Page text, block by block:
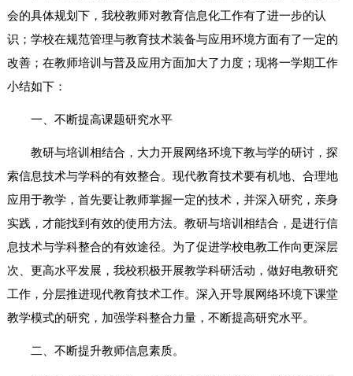
会的具体规划下，我校教师对教育信息化工作有了进一步的认
识；学校在规范管理与教育技术装备与应用环境方面有了一定的
改善；在教师培训与普及应用方面加大了力度；现将一学期工作
小结如下：
一、不断提高课题研究水平
教研与培训相结合，大力开展网络环境下教与学的研讨，探
索信息技术与学科的有效整合。现代教育技术要有机地、合理地
应用于教学，首先要让教师掌握一定的技术，并深入研究，亲身
实践，才能找到有效的使用方法。教研与培训相结合，是进行信
息技术与学科整合的有效途径。为了促进学校电教工作向更深层
次、更高水平发展，我校积极开展教学科研活动，做好电教研究
工作，分层推进现代教育技术工作。深入开导展网络环境下课堂
教学模式的研究，加强学科整合力量，不断提高研究水平。
二、不断提升教师信息素质。